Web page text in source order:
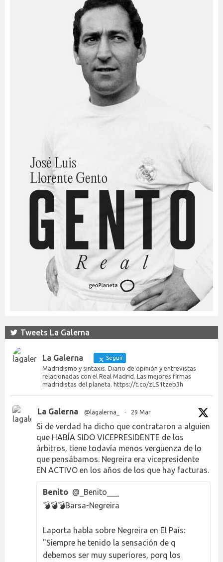
Tweets La Galerna
La Galerna Seguir
Madridismo y sintaxis. Diario de opinión y entrevistas
relacionadas con el Real Madrid. Las mejores firmas
madridistas del planeta. https://t.co/zLS1tzeb3h
La Galerna @lagalerna_ · 29 Mar
Si de verdad ha dicho que contrataron a alguien
que HABÍA SIDO VICEPRESIDENTE de los
árbitros, tiene todavía menos vergüenza de lo
que pensábamos. Negreira era vicepresidente
EN ACTIVO en los años de los que hay facturas.
Benito @_Benito___
💣💣💣Barsa-Negreira
Laporta habla sobre Negreira en El País:
"Siempre he tenido la sensación de q
debemos ser muy superiores, porq los